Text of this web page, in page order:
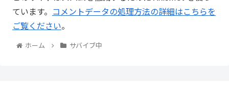
ています。 コメントデータの処理方法の詳細はこちらを
ご覧ください。
ホーム サバイブ中